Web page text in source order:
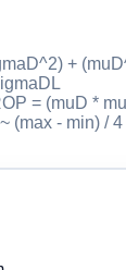
+
= (muD *
(max - min) /